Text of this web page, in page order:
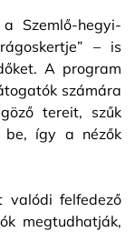
Szemlő-hegyi-
– is
A program
számára
tereit, szűk
be, így a nézők
valódi felfedező
megtudhatják,